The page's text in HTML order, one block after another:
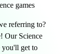
games
referring to?
Our Science
you'll get to